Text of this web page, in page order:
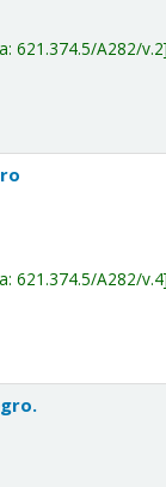
621.374.5/A282/v.2
621.374.5/A282/v.4